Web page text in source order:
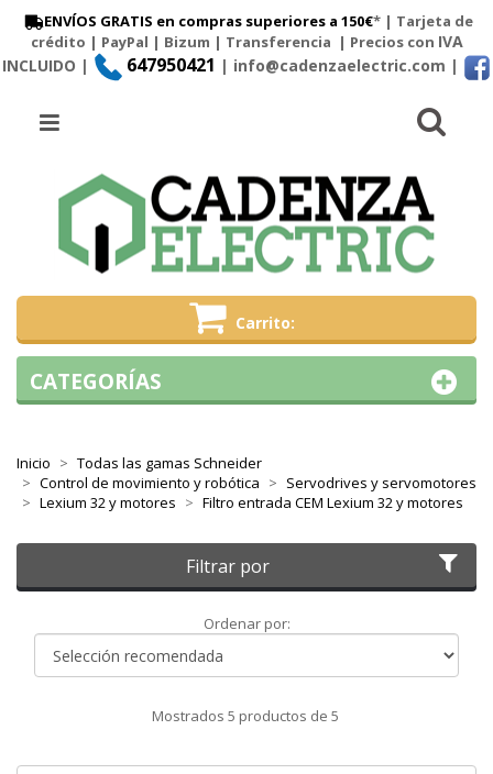
ENVÍOS GRATIS en compras superiores a 150€* | Tarjeta de
crédito | PayPal | Bizum | Transferencia | Precios con IVA
INCLUIDO |
647950421 | info@cadenzaelectric.com |
Carrito
Menú
Inicio
Todas las gamas Schneider
Control de movimiento y robótica
Servodrives y servomotores
Lexium 32 y motores
Filtro entrada CEM Lexium 32 y motores
Filtrar por
Ordenar por:Ordenar
Mostrados 5 productos de 5
CATEGORÍAS